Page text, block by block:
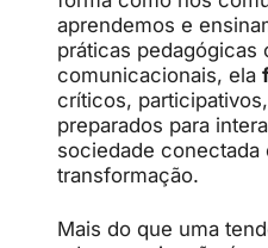
aprendemos e
práticas pedagógicas
comunicacionais, ela
críticos,
preparados para
sociedade conectada
transformação.
Mais do que uma